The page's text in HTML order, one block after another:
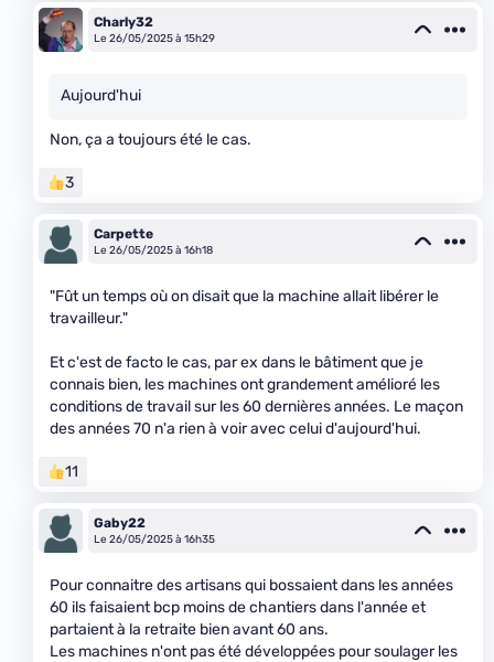
Charly32
Le 26/05/2025 à 15h29
Aujourd'hui
Non, ça a toujours été le cas.
3
Carpette
Le 26/05/2025 à 16h18
"Fût un temps où on disait que la machine allait libérer le
travailleur."
Et c'est de facto le cas, par ex dans le bâtiment que je
connais bien, les machines ont grandement amélioré les
conditions de travail sur les 60 dernières années. Le maçon
des années 70 n'a rien à voir avec celui d'aujourd'hui.
11
Gaby22
Le 26/05/2025 à 16h35
Pour connaitre des artisans qui bossaient dans les années
60 ils faisaient bcp moins de chantiers dans l'année et
partaient à la retraite bien avant 60 ans.
Les machines n'ont pas été développées pour soulager les